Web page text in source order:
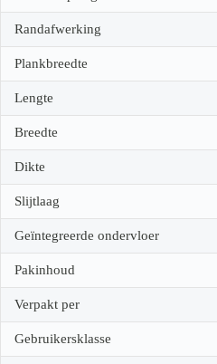
Randafwerking
Plankbreedte
Lengte
Breedte
Dikte
Slijtlaag
Geïntegreerde ondervloer
Pakinhoud
Verpakt per
Gebruikersklasse